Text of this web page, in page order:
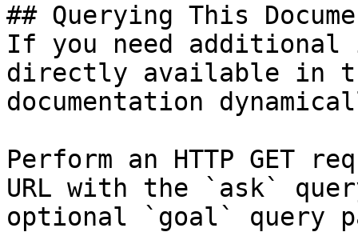
## Querying This
If you need
directly available in
documentation
Perform an HTTP GET
URL with the `ask`
optional `goal` query